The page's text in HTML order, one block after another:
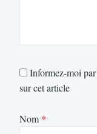
Informez-moi
sur cet article
Nom *